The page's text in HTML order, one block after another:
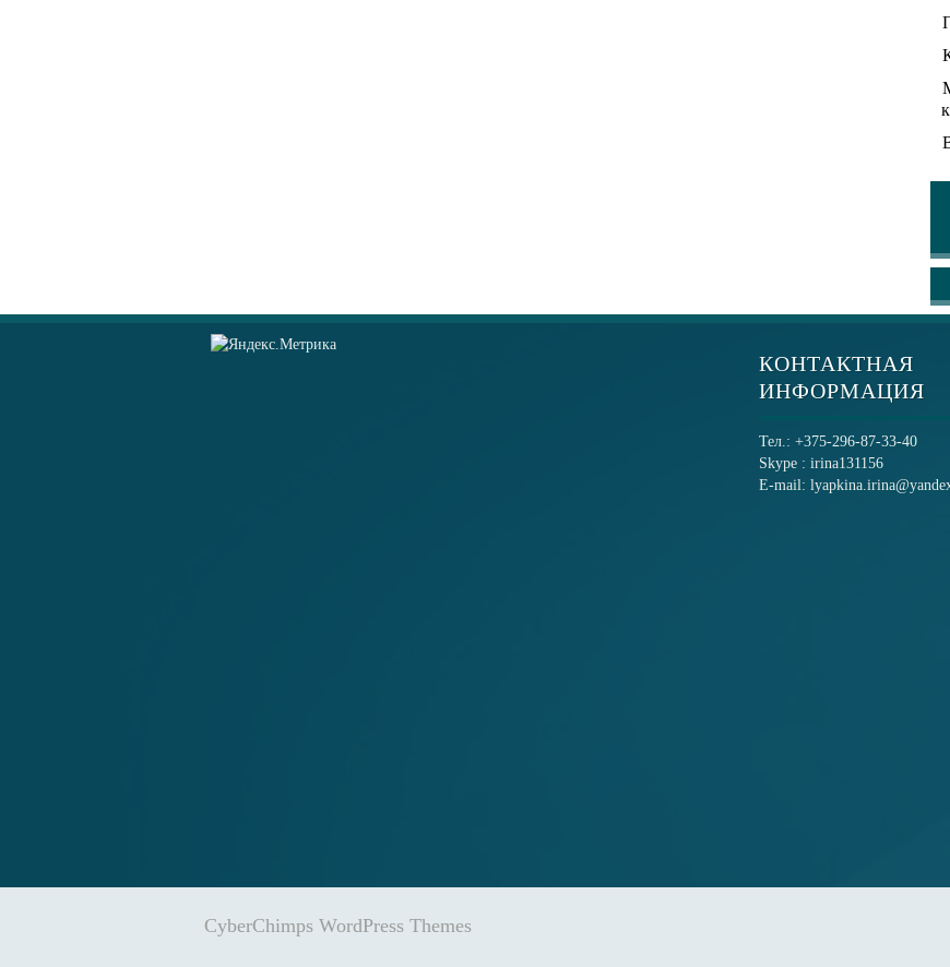
КОНТАКТНАЯ
ИНФОРМАЦИЯ
Тел.: +375-296-87-33-40
Skype : irina131156
E-mail:
CyberChimps WordPress Themes